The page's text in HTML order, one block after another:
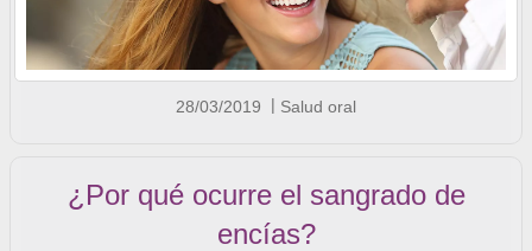
28/03/2019 Salud oral
¿Por qué ocurre el sangrado de
encías?